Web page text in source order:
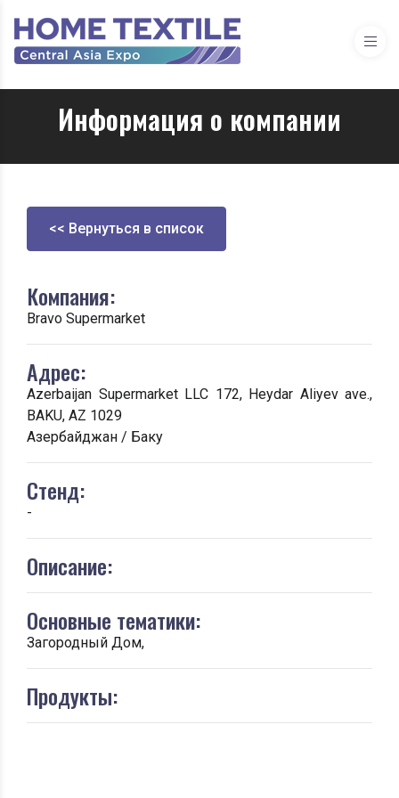
Информация о компании
<< Вернуться в список
Компания:
Bravo Supermarket
Адрес:
Azerbaijan Supermarket LLC 172, Heydar Aliyev ave.,
BAKU, AZ 1029
Азербайджан / Баку
Стенд:
-
Описание:
Основные тематики:
Загородный Дом,
Продукты: